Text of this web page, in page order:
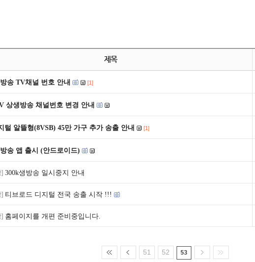
제목
송 TV채널 번호 안내 [1]
상생방송 채널번호 변경 안내
털 알뜰형(8VSB) 45만 가구 추가 송출 안내 [1]
송 앱 출시 (안드로이드)
300k생방송 일시중지 안내
티브로드 디지털 전국 송출 시작 !!!
홈페이지를 개편 준비중입니다.
51 52 53